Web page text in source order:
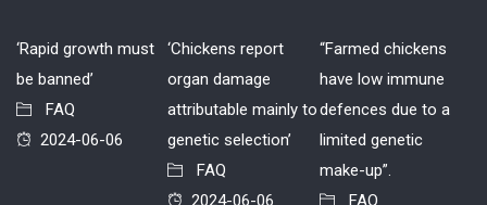
‘Rapid growth must
be banned’
FAQ
2024-06-06
‘Chickens report
organ damage
attributable mainly to
genetic selection’
FAQ
2024-06-06
“Farmed chickens
have low immune
defences due to a
limited genetic
make-up”.
FAQ